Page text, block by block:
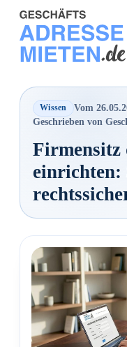
Wissen
Vom
Geschrieben von
Firmensitz
einrichten: